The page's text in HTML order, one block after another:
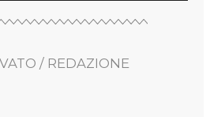
/ REDAZIONE